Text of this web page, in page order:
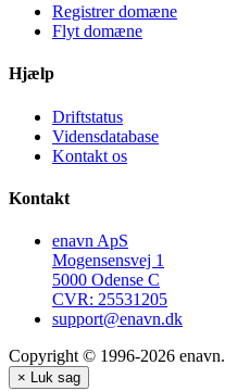
Registrer domæne
Flyt domæne
Hjælp
Driftstatus
Vidensdatabase
Kontakt os
Kontakt
enavn ApS
Mogensensvej 1
5000 Odense C
CVR: 25531205
support@enavn.dk
Copyright © 1996-2026
× Luk sag